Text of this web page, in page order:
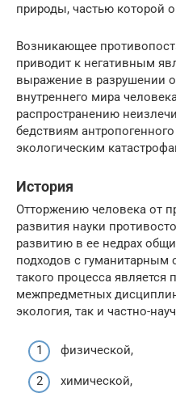
природы, частью которой
Возникающее
приводит к негативным
выражение в разрушении
внутреннего мира
распространению
бедствиям
экологическим
История
Отторжению человека от
развития науки
развитию в ее недрах
подходов с гуманитарным
такого процесса
межпредметных
экология, так и частно-
физической,
химической,